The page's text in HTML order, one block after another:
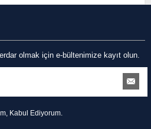
olmak için e-bültenimize kayıt olun.
Kabul Ediyorum.